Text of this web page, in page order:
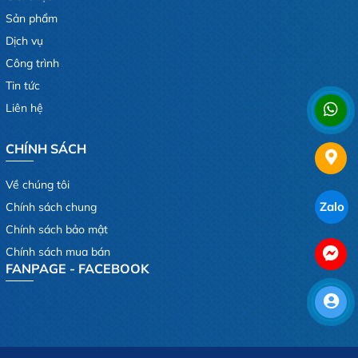
Sản phẩm
Dịch vụ
Công trình
Tin tức
Liên hệ
CHÍNH SÁCH
Về chúng tôi
Chính sách chung
Chính sách bảo mật
Chính sách mua bán
FANPAGE - FACEBOOK
Zalo